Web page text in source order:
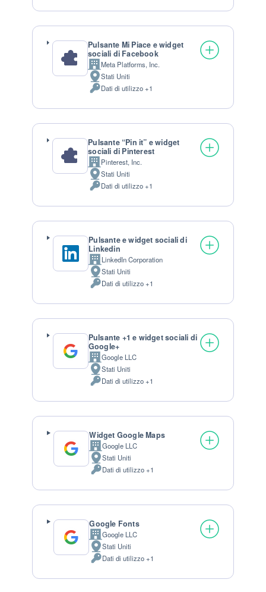
Pulsante Mi Piace e widget
sociali di Facebook
Azienda:Meta Platforms, Inc.
Luogo del trattamento:
Stati Uniti
Dati Personali trattati:
Dati di utilizzo +1
Pulsante “Pin it” e widget
sociali di Pinterest
Azienda:Pinterest, Inc.
Luogo del trattamento:
Stati Uniti
Dati Personali trattati:
Dati di utilizzo +1
Pulsante e widget sociali di
Linkedin
Azienda:LinkedIn Corporation
Luogo del trattamento:
Stati Uniti
Dati Personali trattati:
Dati di utilizzo +1
Pulsante +1 e widget sociali di
Google+
Azienda:Google LLC
Luogo del trattamento:
Stati Uniti
Dati Personali trattati:
Dati di utilizzo +1
Widget Google Maps
Azienda:Google LLC
Luogo del trattamento:
Stati Uniti
Dati Personali trattati:
Dati di utilizzo +1
Google Fonts
Azienda:Google LLC
Luogo del trattamento:
Stati Uniti
Dati Personali trattati:
Dati di utilizzo +1